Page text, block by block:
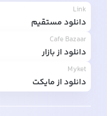
Link
دانلود مستقیم
Cafe Bazaar
دانلود از بازار
Myket
دانلود از مایکت